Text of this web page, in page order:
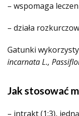
– wspomaga
– działa
Gatunki
incarnata L.,
Jak stosować
– intrakt (1:3),